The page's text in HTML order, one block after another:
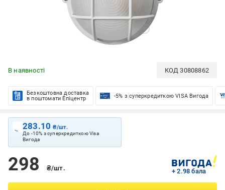
В наявності КОД30808862
Безкоштовна доставка
в поштомати Епіцентр
-5% з суперкредиткою VISA Вигода
283.10₴/шт.
До -10% з суперкредиткою Visa
Вигода
298 ₴/шт. + 2.98 бала